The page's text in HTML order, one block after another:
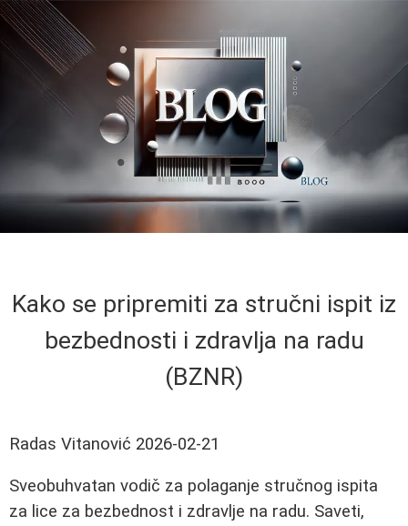
Kako se pripremiti za stručni ispit iz
bezbednosti i zdravlja na radu
(BZNR)
Radas Vitanović 2026-02-21
Sveobuhvatan vodič za polaganje stručnog ispita
za lice za bezbednost i zdravlje na radu. Saveti,